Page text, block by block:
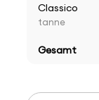
Classico
tanne
Gesamt